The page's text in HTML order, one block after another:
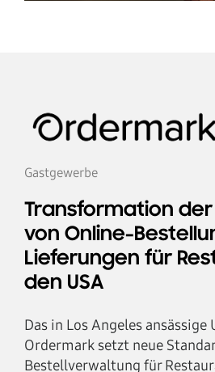
Gastgewerbe
Transformation
von Online-
Lieferungen für
den USA
Das in Los Angeles ansässige
Ordermark setzt neue
Bestellverwaltung für